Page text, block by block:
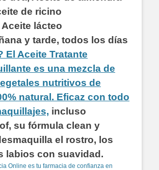
de ricino
lácteo
y tarde, todos los días
El Aceite Tratante
es una mezcla de
nutritivos de
natural. Eficaz con todo
incluso
su fórmula clean y
el rostro, los
labios con suavidad.
Online es tu farmacia de confianza en